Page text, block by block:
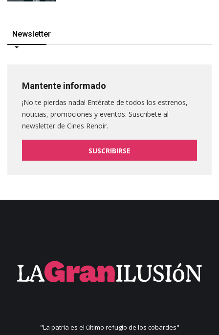
Newsletter
Mantente informado
¡No te pierdas nada! Entérate de todos los estrenos,
noticias, promociones y eventos. Suscribete al
newsletter de Cines Renoir.
SUSCRIBIRSE
"La patria es el último refugio de los cobardes"